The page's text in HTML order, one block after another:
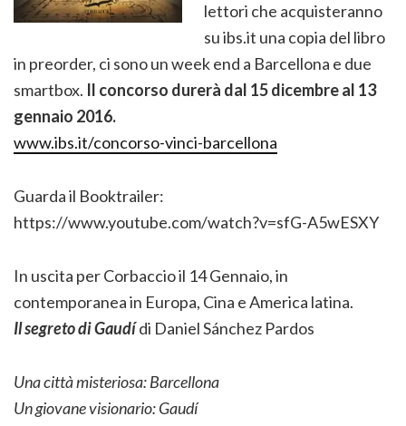
lettori che acquisteranno
su ibs.it una copia del libro
in preorder, ci sono un week end a Barcellona e due
smartbox. Il concorso durerà dal 15 dicembre al 13
gennaio 2016.
www.ibs.it/concorso-vinci-barcellona
Guarda il Booktrailer:
https://www.youtube.com/watch?v=sfG-A5wESXY
In uscita per Corbaccio il 14 Gennaio, in
contemporanea in Europa, Cina e America latina.
Il segreto di Gaudídi Daniel Sánchez Pardos
Una città misteriosa: Barcellona
Un giovane visionario: Gaudí